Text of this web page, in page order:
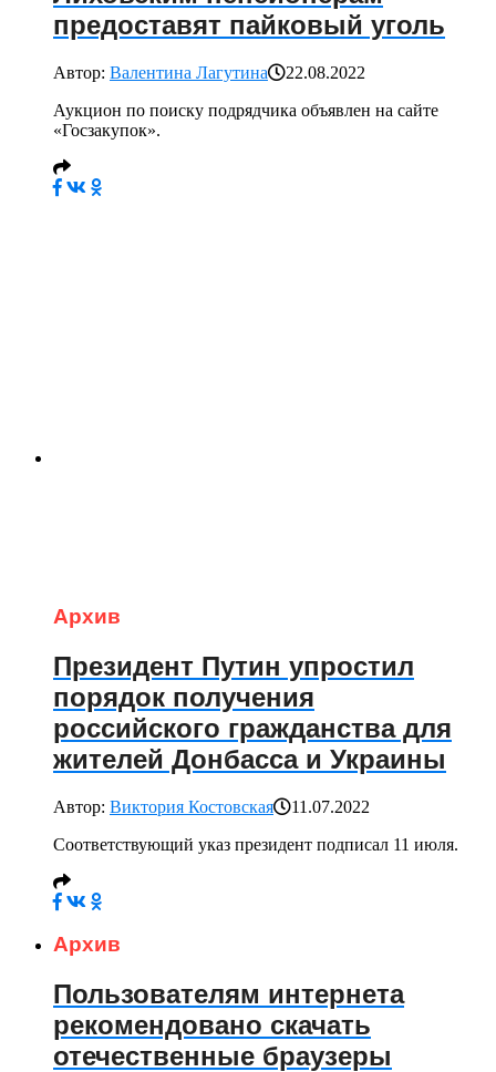
предоставят пайковый уголь
Автор: Валентина Лагутина
22.08.2022
Аукцион по поиску подрядчика объявлен на сайте
«Госзакупок».
Архив
Президент Путин упростил
порядок получения
российского гражданства для
жителей Донбасса и Украины
Автор: Виктория Костовская
11.07.2022
Соответствующий указ президент подписал 11 июля.
Архив
Пользователям интернета
рекомендовано скачать
отечественные браузеры